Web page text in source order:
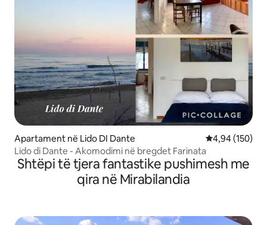
Apartament në Lido DI Dante Vlerësimi
4,94 (150)
Lido di Dante - Akomodimi në bregdet Farinata
Shtëpi të tjera fantastike pushimesh me
qira në Mirabilandia